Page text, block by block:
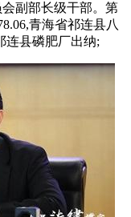
副部长级干部。第
青海省祁连县八
连县磷肥厂出纳;